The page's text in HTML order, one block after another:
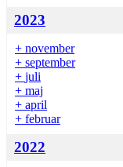
2023
+ november
+ september
+ juli
+ maj
+ april
+ februar
2022